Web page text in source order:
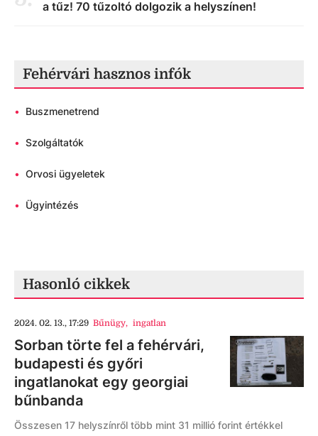
a tűz! 70 tűzoltó dolgozik a helyszínen!
Fehérvári hasznos infók
• Buszmenetrend
• Szolgáltatók
• Orvosi ügyeletek
• Ügyintézés
Hasonló cikkek
2024. 02. 13., 17:29 Bűnügy, ingatlan
Sorban törte fel a fehérvári,
budapesti és győri
ingatlanokat egy georgiai
bűnbanda
Összesen 17 helyszínről több mint 31 millió forint értékkel